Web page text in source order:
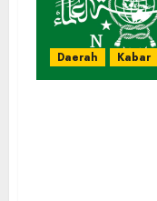
Daerah Kabar